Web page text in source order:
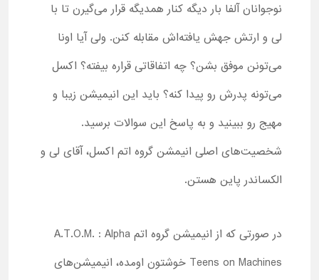
نوجوانان آلفا بار دیگه کنار همدیگه قرار می‌گیرن تا با
لی و ارتش جهش یافته‌اش مقابله کنن. ولی آیا اونا
می‌تونن موفق بشن؟ چه اتفاقاتی قراره بیفته؟ اکسل
می‌تونه پدرش رو پیدا کنه؟ باید این انیمیشن زیبا و
مهیج رو ببینید و به پاسخ این سوالات برسید.
شخصیت‌های اصلی انیمشن گروه اتم اکسل، آقای لی و
الکساندر پاین هستن.
در صورتی که از انیمیشن گروه اتم A.T.O.M. : Alpha
Teens on Machines خوشتون اومده، انیمیشن‌های